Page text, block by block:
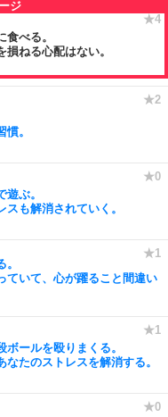
べる。
ねる心配はない。
。
ぶ。
も解消されていく。
ていて、心が躍ること間違い
ールを殴りまくる。
たのストレスを解消する。